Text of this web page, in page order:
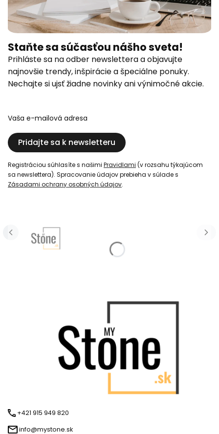
Staňte sa súčasťou nášho sveta!
Prihláste sa na odber newslettera a objavujte
najnovšie trendy, inšpirácie a špeciálne ponuky.
Nechajte si ujsť žiadne novinky ani výnimočné akcie.
Vaša e-mailová adresa
Pridajte sa k newsletteru
Registráciou súhlasíte s našimi Pravidlami (v rozsahu týkajúcom
sa newslettera). Spracovanie údajov prebieha v súlade s
Zásadami ochrany osobných údajov.
+421 915 949 820
info@mystone.sk